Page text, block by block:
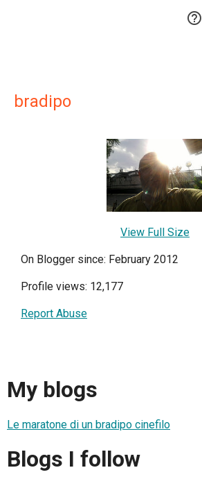

bradipo
View Full Size
On Blogger since: February 2012
Profile views: 12,177
Report Abuse
My blogs
Le maratone di un bradipo cinefilo
Blogs I follow